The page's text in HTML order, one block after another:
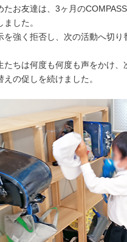
たお友達は、3ヶ月の
した。
を強く拒否し、次の活動へ切り
たちは何度も何度も声をかけ、
の促しを続けました。